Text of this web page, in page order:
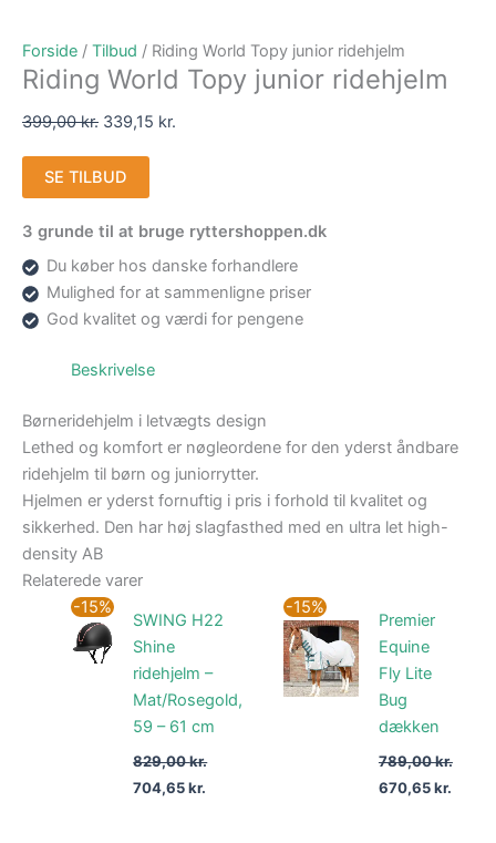
Forside / Tilbud / Riding World Topy junior ridehjelm
Riding World Topy junior ridehjelm
399,00kr. 339,15 kr.
SE TILBUD
3 grunde til at bruge ryttershoppen.dk
Du køber hos danske forhandlere
Mulighed for at sammenligne priser
God kvalitet og værdi for pengene
Beskrivelse
Børneridehjelm i letvægts design
Lethed og komfort er nøgleordene for den yderst åndbare
ridehjelm til børn og juniorrytter.
Hjelmen er yderst fornuftig i pris i forhold til kvalitet og
sikkerhed. Den har høj slagfasthed med en ultra let high-
density AB
Relaterede varer
-15%
SWING H22
Shine
ridehjelm –
Mat/Rosegold,
59 – 61 cm
829,00kr.
oprindelige
pris
var:
829,00 kr..
704,65kr.
aktuelle
704,65 kr..
-15%
Premier
Equine
Fly Lite
Bug
dækken
789,00kr.
oprindelige
pris
var:
789,00 kr..
670,65kr.